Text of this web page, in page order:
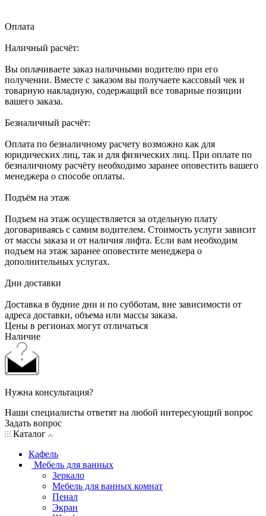
Оплата
Наличный расчёт:
Вы оплачиваете заказ наличными водителю при его
получении. Вместе с заказом вы получаете кассовый чек и
товарную накладную, содержащий все товарные позиции
вашего заказа.
Безналичный расчёт:
Оплата по безналичному расчету возможно как для
юридических лиц, так и для физических лиц. При оплате по
безналичному расчёту необходимо заранее оповестить вашего
менеджера о способе оплаты.
Подъём на этаж
Подъем на этаж осуществляется за отдельную плату
договариваясь с самим водителем. Стоимость услуги зависит
от массы заказа и от наличия лифта. Если вам необходим
подъем на этаж заранее оповестите менеджера о
дополнительных услугах.
Дни доставки
Доставка в будние дни и по субботам, вне зависимости от
адреса доставки, объема или массы заказа.
Цены в регионах могут отличаться
Наличие
Нужна консультация?
Наши специалисты ответят на любой интересующий вопрос
Задать вопрос
Каталог
Кафель
Мебель для ванных
Зеркало
Мебель для ванных комнат
Пенал
Экран